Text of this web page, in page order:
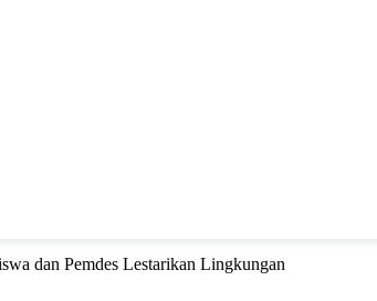
dan Pemdes Lestarikan Lingkungan